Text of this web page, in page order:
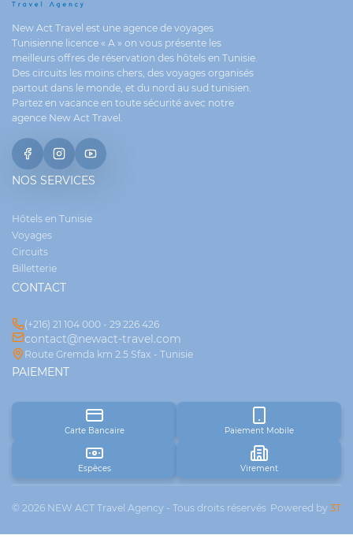
New Act Travel est une agence de voyages
Tunisienne licence « A » on vous présente les
meilleurs offres de réservation des hôtels en Tunisie.
Des circuits les moins chers, des voyages organisés
partout dans le monde, et du nord au sud tunisien.
Partez en vacance en toute sécurité avec notre
agence New Act Travel.
NOS SERVICES
Hôtels en Tunisie
Voyages
Circuits
Billetterie
CONTACT
(+216) 21 104 000 - 29 226 426
contact@newact-travel.com
Route Gremda km 2.5 Sfax - Tunisie
PAIEMENT
Carte Bancaire Paiement Mobile
Espèces Virement
© 2026 NEW ACT Travel Agency - Tous droits réservés Powered by 3T